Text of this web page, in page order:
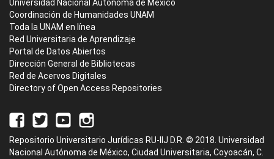
Universidad Nacional Autónoma de México
Coordinación de Humanidades UNAM
Toda la UNAM en línea
Red Universitaria de Aprendizaje
Portal de Datos Abiertos
Dirección General de Bibliotecas
Red de Acervos Digitales
Directory of Open Access Repositories
Repositorio Universitario Jurídicas RU-IIJ D.R. © 2018. Universidad
Nacional Autónoma de México, Ciudad Universitaria, Coyoacán, C.